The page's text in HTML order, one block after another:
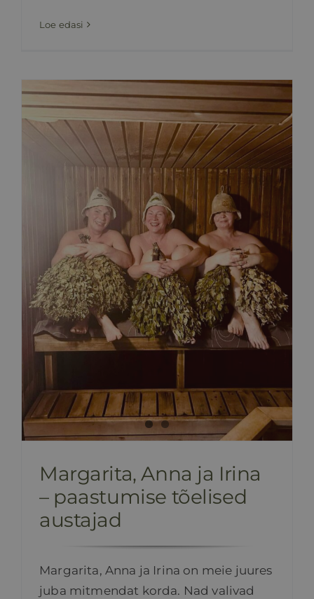
Loe edasi
Margarita, Anna ja Irina
– paastumise tõelised
austajad
Margarita, Anna ja Irina on meie juures
juba mitmendat korda. Nad valivad